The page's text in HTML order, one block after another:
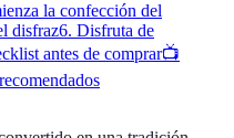
la confección del
disfraz6. Disfruta de
antes de comprar📺